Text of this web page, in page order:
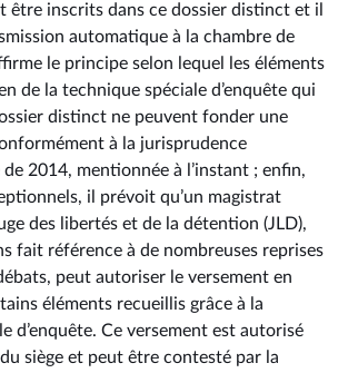
être inscrits dans ce dossier distinct et il
automatique à la chambre de
le principe selon lequel les éléments
de la technique spéciale d’enquête qui
distinct ne peuvent fonder une
à la jurisprudence
2014, mentionnée à l’instant ; enfin,
il prévoit qu’un magistrat
des libertés et de la détention (JLD),
fait référence à de nombreuses reprises
peut autoriser le versement en
éléments recueillis grâce à la
d’enquête. Ce versement est autorisé
siège et peut être contesté par la